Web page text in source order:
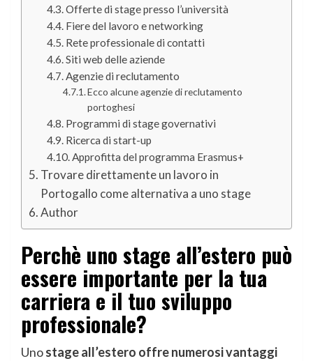
Offerte di stage presso l’università
Fiere del lavoro e networking
Rete professionale di contatti
Siti web delle aziende
Agenzie di reclutamento
Ecco alcune agenzie di reclutamento
portoghesi
Programmi di stage governativi
Ricerca di start-up
Approfitta del programma Erasmus+
Trovare direttamente un lavoro in
Portogallo come alternativa a uno stage
Author
Perchè uno stage all’estero può
essere importante per la tua
carriera e il tuo sviluppo
professionale?
Unostage all’estero offre numerosi vantaggi